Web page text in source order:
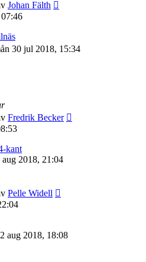
Johan Fälth
30 jul 2018, 15:34
Fredrik Becker
kant
aug 2018, 21:04
Pelle Widell
aug 2018, 18:08